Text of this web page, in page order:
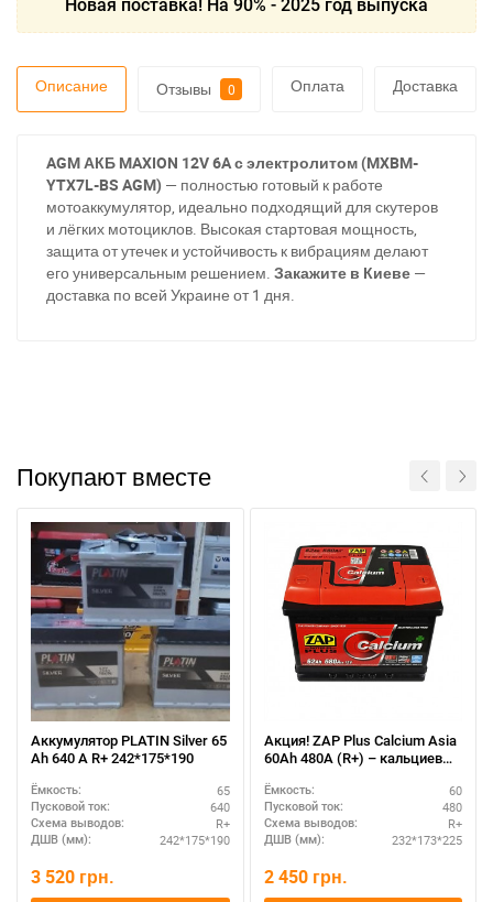
Новая поставка! На 90% - 2025 год выпуска
Описание Отзывы 0 Оплата Доставка
AGM АКБ MAXION 12V 6A с электролитом (MXBM-
YTX7L-BS AGM) — полностью готовый к работе
мотоаккумулятор, идеально подходящий для скутеров
и лёгких мотоциклов. Высокая стартовая мощность,
защита от утечек и устойчивость к вибрациям делают
его универсальным решением. Закажите в Киеве —
доставка по всей Украине от 1 дня.
Покупают вместе
Аккумулятор PLATIN Silver 65
Ah 640 A R+ 242*175*190
Ёмкость: 65
Пусковой ток: 640
Схема выводов: R+
ДШВ (мм): 242*175*190
3 520 грн.
Акция! ZAP Plus Calcium Asia
60Аh 480А (R+) – кальциевый
Ёмкость: 60
Пусковой ток: 480
Схема выводов: R+
ДШВ (мм): 232*173*225
2 450 грн.
При отсутствии связи - пишите, звоните в Viber /
Telegram (093) 600-51-11
Написать в Viber Написать в Telegram